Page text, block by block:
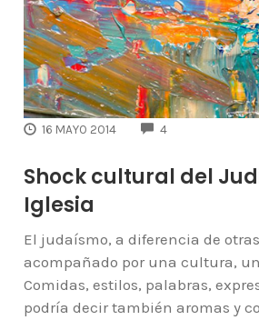
16 MAYO 2014 4
Shock cultural del
Iglesia
El judaísmo, a diferencia de
acompañado por una cultura,
Comidas, estilos, palabras,
podría decir también aromas y